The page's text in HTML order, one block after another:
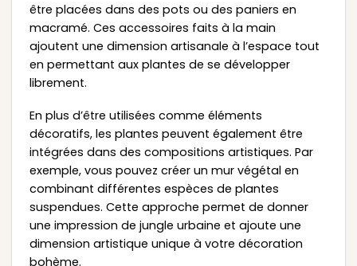
être placées dans des pots ou des paniers en
macramé. Ces accessoires faits à la main
ajoutent une dimension artisanale à l’espace tout
en permettant aux plantes de se développer
librement.
En plus d’être utilisées comme éléments
décoratifs, les plantes peuvent également être
intégrées dans des compositions artistiques. Par
exemple, vous pouvez créer un mur végétal en
combinant différentes espèces de plantes
suspendues. Cette approche permet de donner
une impression de jungle urbaine et ajoute une
dimension artistique unique à votre décoration
bohème.